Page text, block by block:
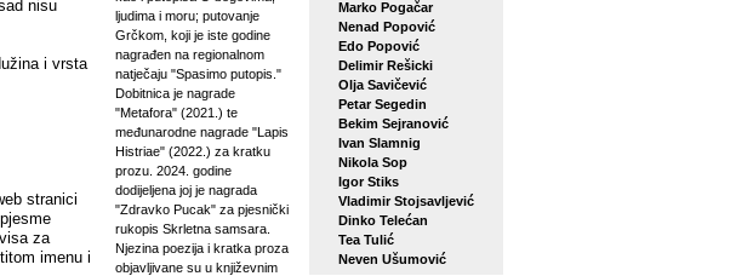
nisu
i vrsta
stranici
za
imenu i
ljudima i moru; putovanje
Grčkom, koji je iste godine
nagrađen na regionalnom
natječaju "Spasimo putopis."
Dobitnica je nagrade
"Metafora" (2021.) te
međunarodne nagrade "Lapis
Histriae" (2022.) za kratku
prozu. 2024. godine
dodijeljena joj je nagrada
"Zdravko Pucak" za pjesnički
rukopis Skrletna samsara.
Njezina poezija i kratka proza
objavljivane su u književnim
Marko Pogačar
Nenad Popović
Edo Popović
Delimir Rešicki
Olja Savičević
Petar Segedin
Bekim Sejranović
Ivan Slamnig
Nikola Sop
Igor Stiks
Vladimir Stojsavljević
Dinko Telećan
Tea Tulić
Neven Ušumović